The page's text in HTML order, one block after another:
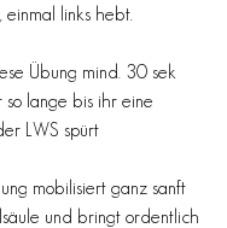
einmal links hebt.
Übung mind. 30 sek
so lange bis ihr eine
LWS spürt
mobilisiert ganz sanft
und bringt ordentlich